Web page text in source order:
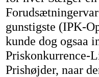
Forudsætningervar
gunstigste (IPK-
kunde dog ogsaa
Priskonkurrence-
Prishøjder, naar